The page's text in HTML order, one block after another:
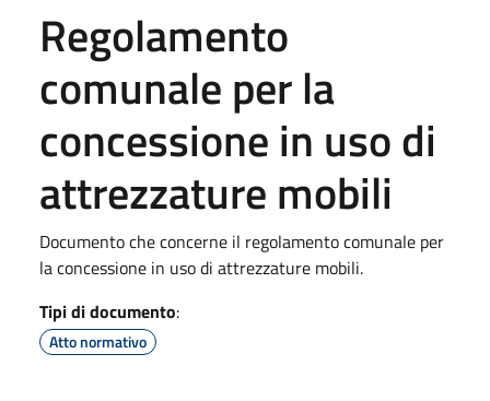
Regolamento
comunale per la
concessione in uso di
attrezzature mobili
Documento che concerne il regolamento comunale per
la concessione in uso di attrezzature mobili.
Tipi di documento:
Atto normativo